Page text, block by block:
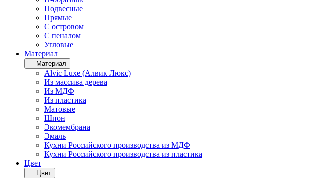
Подвесные
Прямые
С островом
С пеналом
Угловые
Материал
Материал
Alvic Luxe (Алвик Люкс)
Из массива дерева
Из МДФ
Из пластика
Матовые
Шпон
Экомембрана
Эмаль
Кухни Российского производства из МДФ
Кухни Российского производства из пластика
Цвет
Цвет